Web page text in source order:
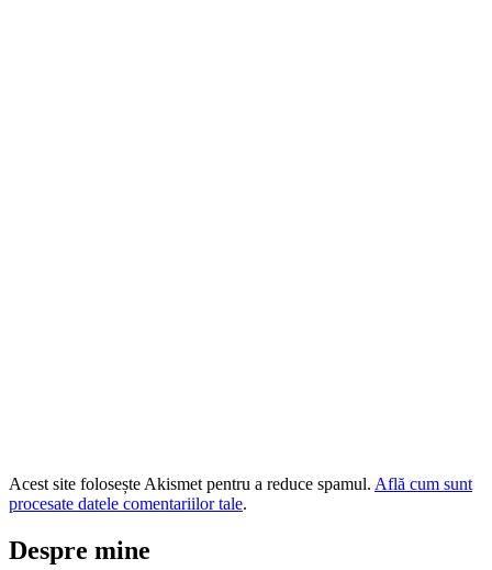
Acest site folosește Akismet pentru a reduce spamul. Află cum sunt
procesate datele comentariilor tale.
Despre mine